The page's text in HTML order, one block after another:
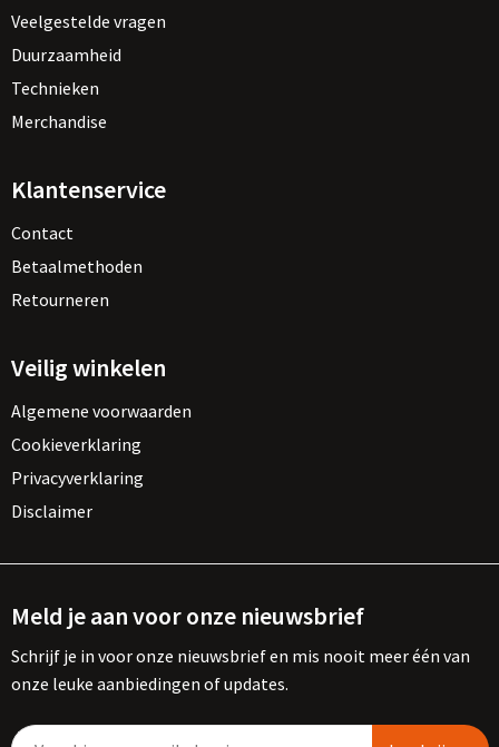
Veelgestelde vragen
Duurzaamheid
Technieken
Merchandise
Klantenservice
Contact
Betaalmethoden
Retourneren
Veilig winkelen
Algemene voorwaarden
Cookieverklaring
Privacyverklaring
Disclaimer
Meld je aan voor onze nieuwsbrief
Schrijf je in voor onze nieuwsbrief en mis nooit meer één van
onze leuke aanbiedingen of updates.